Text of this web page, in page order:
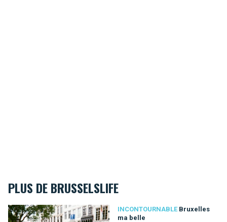
PLUS DE BRUSSELSLIFE
INCONTOURNABLE Bruxelles
ma belle
Bruxelles ma belle